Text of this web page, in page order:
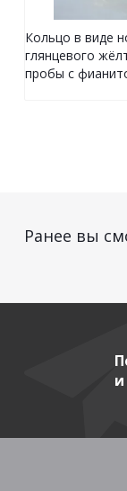
Кольцо в виде
глянцевого
пробы с
Ранее вы